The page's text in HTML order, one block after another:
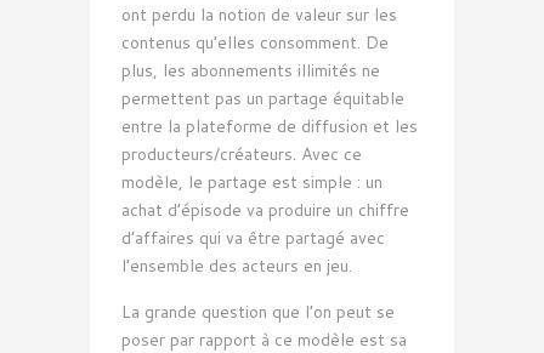
ont perdu la notion de valeur sur les
contenus qu’elles consomment. De
plus, les abonnements illimités ne
permettent pas un partage équitable
entre la plateforme de diffusion et les
producteurs/créateurs. Avec ce
modèle, le partage est simple : un
achat d’épisode va produire un chiffre
d’affaires qui va être partagé avec
l’ensemble des acteurs en jeu.
La grande question que l’on peut se
poser par rapport à ce modèle est sa